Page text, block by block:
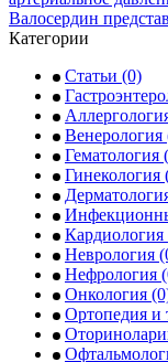
Валосердин
Категории
Статьи (0)
Венерология
Гематология
Гинекология
Кардиология
Неврология
Нефрология
Онкология
Ортопедия и